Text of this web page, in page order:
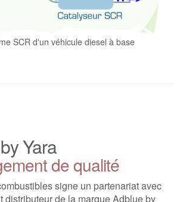
SCR d'un véhicule diesel à base
by Yara
de qualité
signe un partenariat avec
distributeur de la marque Adblue by